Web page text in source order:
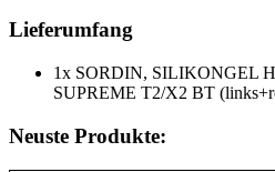
Lieferumfang
1x SORDIN, SILIKONGEL
SUPREME T2/X2 BT
Neuste Produkte: